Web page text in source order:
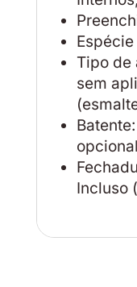
Tipo de
sem
Incluso